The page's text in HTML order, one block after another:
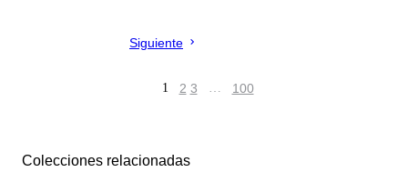
Siguiente
1 2 3 … 100
Colecciones relacionadas